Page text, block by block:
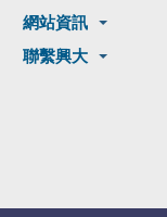
網站資訊
聯繫興大